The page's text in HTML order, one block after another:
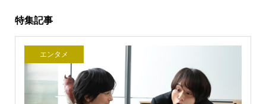
特集記事
エンタメ